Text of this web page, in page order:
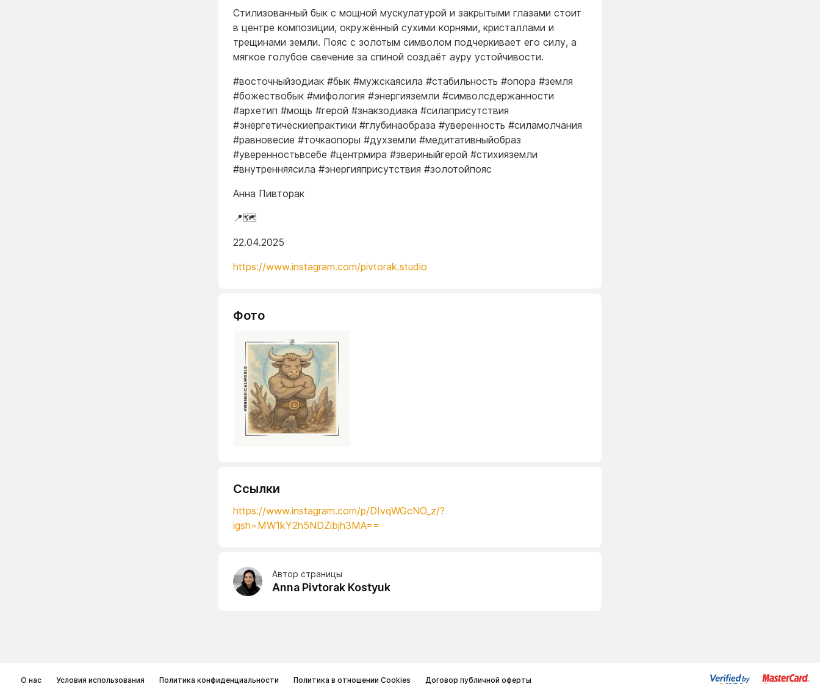
Стилизованный бык с мощной мускулатурой и закрытыми глазами стоит
в центре композиции, окружённый сухими корнями, кристаллами и
трещинами земли. Пояс с золотым символом подчеркивает его силу, а
мягкое голубое свечение за спиной создаёт ауру устойчивости.
#восточныйзодиак #бык #мужскаясила #стабильность #опора #земля
#божествобык #мифология #энергияземли #символсдержанности
#архетип #мощь #герой #знакзодиака #силаприсутствия
#энергетическиепрактики #глубинаобраза #уверенность #силамолчания
#равновесие #точкаопоры #духземли #медитативныйобраз
#уверенностьвсебе #центрмира #звериныйгерой #стихияземли
#внутренняясила #энергияприсутствия #золотойпояс
Анна Пивторак
📍🗺️
22.04.2025
https://www.instagram.com/pivtorak.studio
Фото
Ссылки
https://www.instagram.com/p/DIvqWGcNO_z/?
igsh=MW1kY2h5NDZibjh3MA==
Автор страницы
Anna Pivtorak Kostyuk
О нас Условия использования Политика конфиденциальности Политика в отношении Cookies Договор публичной оферты